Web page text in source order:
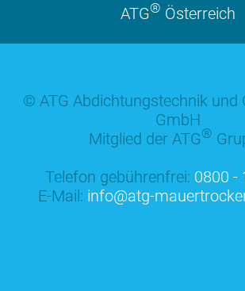
ATG® Österreich
© ATG Abdichtungstechnik und
GmbH
Mitglied der ATG®
Telefon gebührenfrei: 0800 -
E-Mail: info@atg-